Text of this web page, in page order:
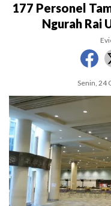
177 Personel
Ngurah Rai
Senin, 24